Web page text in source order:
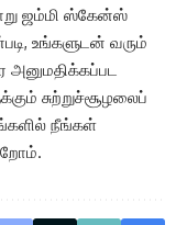
ஜம்மி ஸ்கேன்ஸ்
உங்களுடன் வரும்
சுற்றுச்சூழலைப்
நீங்கள்